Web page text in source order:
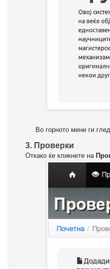
Во горното мени ги
3. Проверки
Откако ќе кликнете на